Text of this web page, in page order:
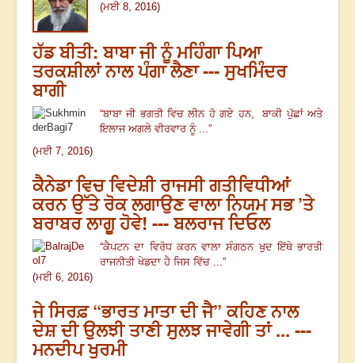
(ਮਈ 8, 2016)
ਹੱਡ ਬੀਤੀ: ਬਾਬਾ ਜੀ ਨੂੰ ਮਹਿੰਗਾ ਪਿਆ
ਤਰਕਸ਼ੀਲਾਂ ਨਾਲ ਪੰਗਾ ਲੈਣਾ --- ਸੁਖਮਿੰਦਰ
ਬਾਗੀ
“ਬਾਬਾ ਜੀ ਭਗਤੀ ਵਿਚ ਲੀਨ ਹੋ ਗਏ ਹਨ, ਬਾਕੀ ਪੁੱਛਾਂ ਅਤੇ
ਇਲਾਜ ਅਗਲੇ ਵੀਰਵਾਰ ਨੂੰ ...”
(ਮਈ 7, 2016)
ਕੈਨੇਡਾ ਵਿਚ ਵਿਦੇਸ਼ੀ ਰਾਜਸੀ ਗਤੀਵਿਧੀਆਂ
ਕਰਨ ਉੱਤੇ ਰੋਕ ਲਗਾਉਣ ਵਾਲਾ ਨਿਯਮ ਸਭ ’ਤੇ
ਬਰਾਬਰ ਲਾਗੂ ਹੋਵੇ! --- ਬਲਰਾਜ ਦਿਓਲ
“ਕੈਪਟਨ ਦਾ ਵਿਰੋਧ ਕਰਨ ਵਾਲਾ ਸੰਗਠਨ ਖੁਦ ਇੱਥੇ ਭਾਰਤੀ
ਰਾਜਨੀਤੀ ਖੇਡਦਾ ਹੈ ਜਿਸ ਵਿੱਚ ...”
(ਮਈ 6, 2016)
ਜੇ ਸਿਰਫ਼ “ਭਾਰਤ ਮਾਤਾ ਦੀ ਜੈ” ਕਹਿਣ ਨਾਲ
ਦੇਸ਼ ਦੀ ਉਲਝੀ ਤਾਣੀ ਸੁਲਝ ਜਾਵੇਗੀ ਤਾਂ ... ---
ਮਨਦੀਪ ਖੁਰਮੀ